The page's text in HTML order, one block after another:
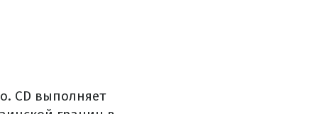
CD выполняет